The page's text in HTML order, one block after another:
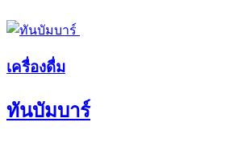
เครื่องดื่ม
ทันบัมบาร์